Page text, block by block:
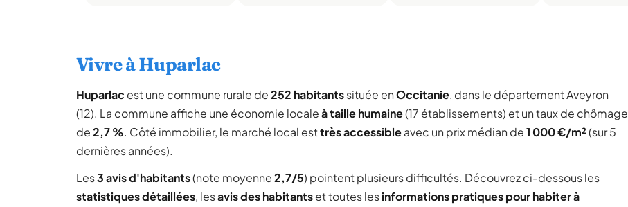
Vivre à Huparlac
Huparlac est une commune rurale de252 habitantssituée enOccitanie, dans le département Aveyron
(12). La commune affiche une économie localeà taille humaine(17 établissements) et un taux de chômage
de2,7 %. Côté immobilier, le marché local esttrès accessibleavec un prix médian de1 000 €/m²(sur 5
dernières années).
Les3 avis d'habitants(note moyenne2,7/5) pointent plusieurs difficultés. Découvrez ci-dessous les
statistiques détaillées, lesavis des habitantset toutes lesinformations pratiques pour habiter à